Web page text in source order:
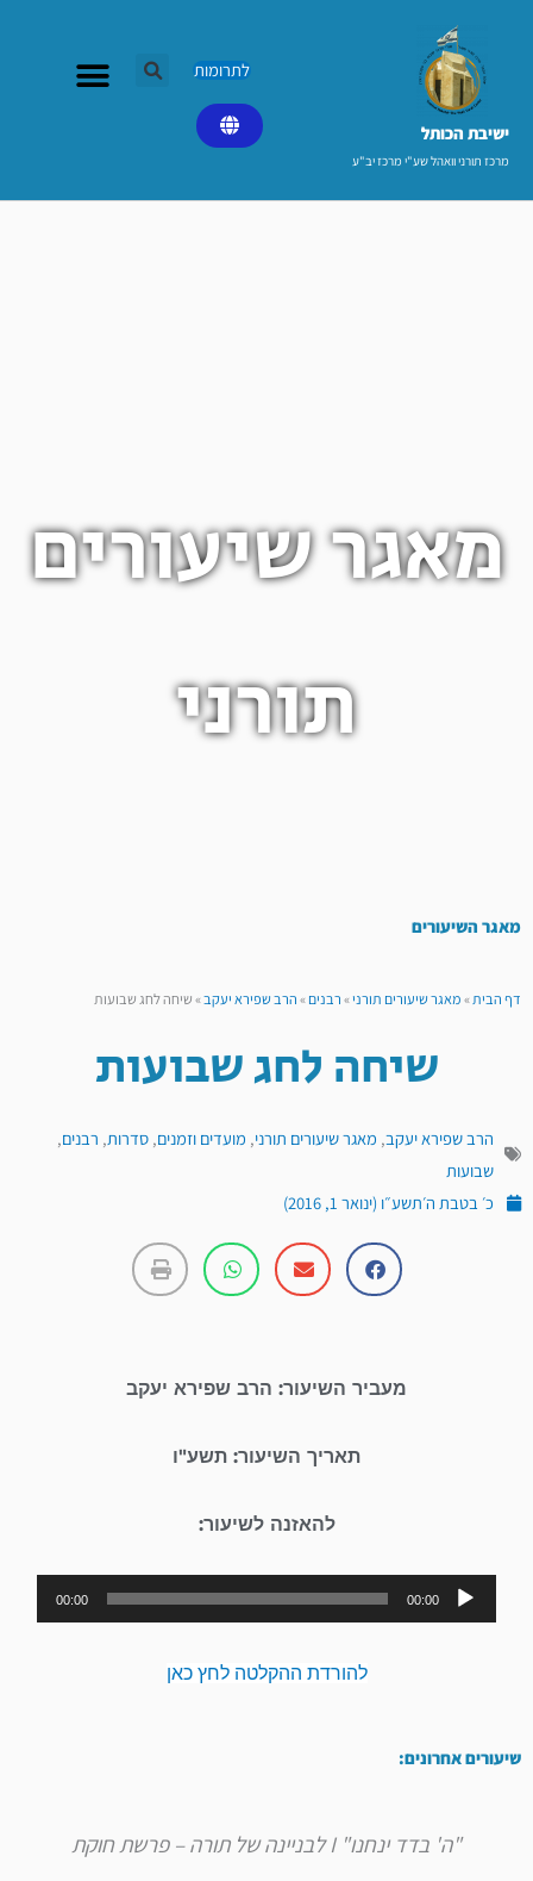
ישיבת הכותל​
מרכז תורני וואהל שע"י מרכז יב"ע
לתרומות
מאגר שיעורים
תורני
מאגר השיעורים
דף הבית»מאגר שיעורים תורני»רבנים»הרב שפירא יעקב»שיחה לחג שבועות
שיחה לחג שבועות
הרב שפירא יעקב, מאגר שיעורים תורני, מועדים וזמנים, סדרות, רבנים,
שבועות
כ׳ בטבת ה׳תשע״ו (ינואר 1, 2016)
מעביר השיעור: הרב שפירא יעקב
תאריך השיעור: תשע"ו
להאזנה לשיעור:
נגן
אודיו
00:00
00:00
להורדת ההקלטה לחץ כאן
שיעורים אחרונים:
"ה' בדד ינחנו" I לבניינה של תורה – פרשת חוקת